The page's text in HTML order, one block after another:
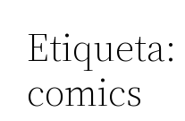
Etiqueta:
comics